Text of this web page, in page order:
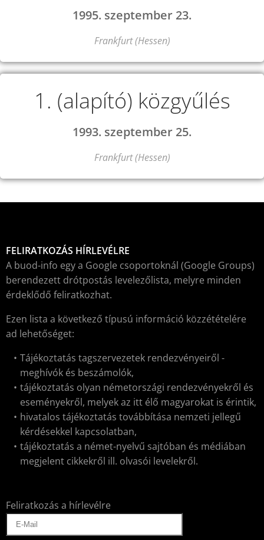
1995. szeptember 23.
Frankfurt (Hessen)
1. (alapító) közgyűlés
1993. szeptember 25.
Frankfurt (Hessen)
FELIRATKOZÁS HÍRLEVÉLRE
A buod-info egy a Google csoportoknál (Google Groups)
berendezett drótpostás levelezőlista, melyre minden
érdeklődő feliratkozhat.
Ezen lista a következő típusú információ közzétételére
ad lehetőséget:
Tájékoztatás tagszervezetek rendezvényeiről -
meghívók és beszámolók,
tájékoztatás olyan németországi rendezvényekről és
eseményekről, melyek az itt élő magyarokat is érintik,
hivatalos tájékoztatás továbbítása nemzeti jellegű
kérdésekkel kapcsolatban,
tájékoztatás a német-nyelvű sajtóban és médiában
megjelent cikkekről ill. olvasói levelekről.
Feliratkozás a hírlevélre